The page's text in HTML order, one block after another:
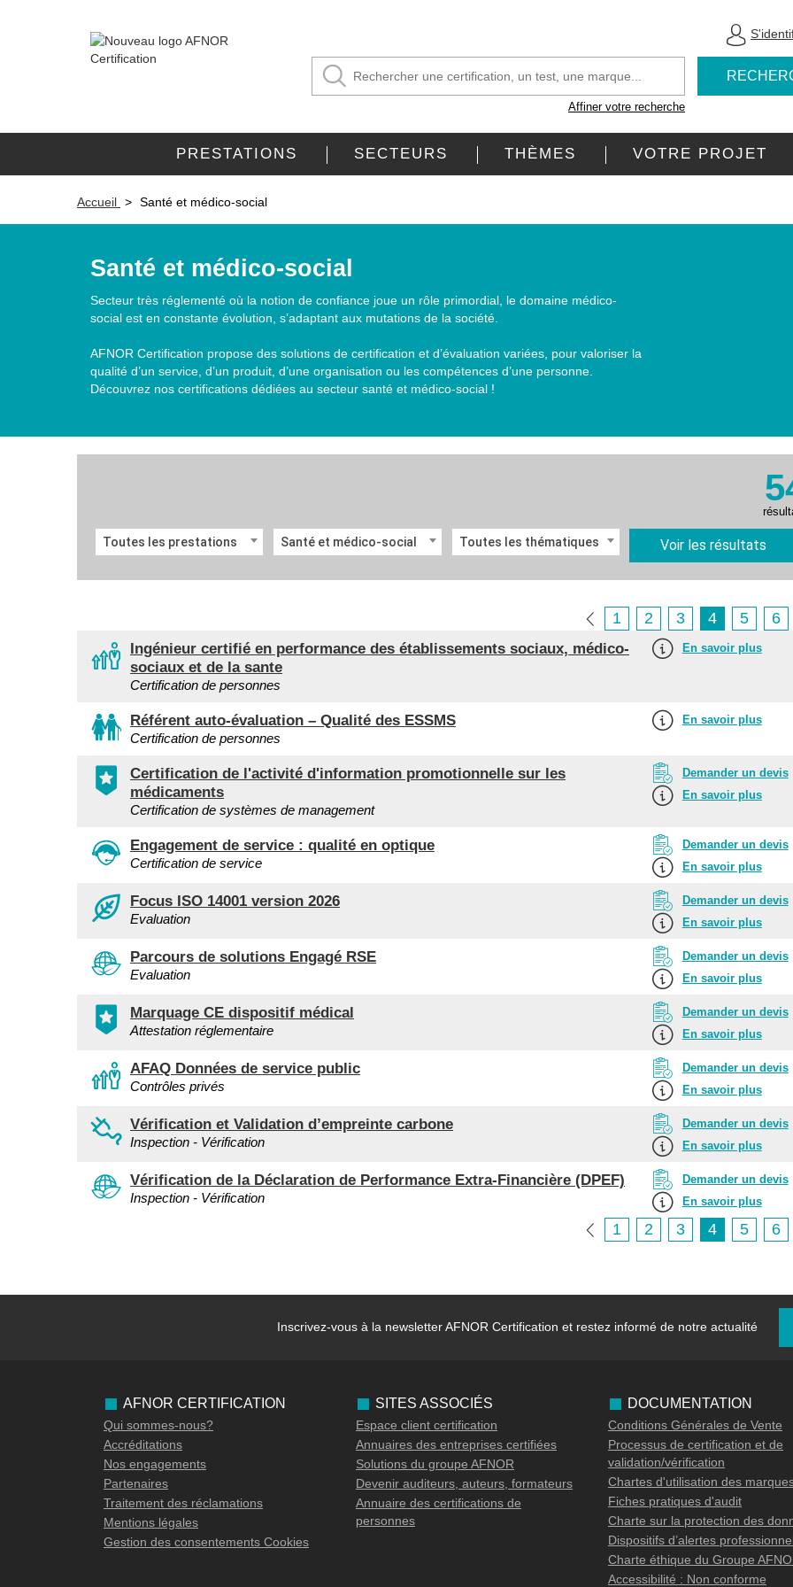
Affiner votre recherche
PRESTATIONS SECTEURS THÈMES VOTRE PROJET
Accueil Santé et médico-social
Santé et médico-social
Secteur très réglementé où la notion de confiance joue un rôle primordial, le domaine médico-
social est en constante évolution, s’adaptant aux mutations de la société.
AFNOR Certification propose des solutions de certification et d’évaluation variées, pour valoriser la
qualité d’un service, d’un produit, d’une organisation ou les compétences d’une personne.
Découvrez nos certifications dédiées au secteur santé et médico-social !
Toutes les prestations Santé et médico-social Toutes les thématiques Voir les résultats
1 2 3 4 5 6
Ingénieur certifié en performance des établissements sociaux, médico-
sociaux et de la sante
Certification de personnes
En savoir plus
Référent auto-évaluation – Qualité des ESSMS
Certification de personnes
En savoir plus
Certification de l'activité d'information promotionnelle sur les
médicaments
Certification de systèmes de management
Demander un devis
En savoir plus
Engagement de service : qualité en optique
Certification de service
Demander un devis
En savoir plus
Focus ISO 14001 version 2026
Evaluation
Demander un devis
En savoir plus
Parcours de solutions Engagé RSE
Evaluation
Demander un devis
En savoir plus
Marquage CE dispositif médical
Attestation réglementaire
Demander un devis
En savoir plus
AFAQ Données de service public
Contrôles privés
Demander un devis
En savoir plus
Vérification et Validation d’empreinte carbone
Inspection - Vérification
Demander un devis
En savoir plus
Vérification de la Déclaration de Performance Extra-Financière (DPEF)
Inspection - Vérification
Demander un devis
En savoir plus
1 2 3 4 5 6
Inscrivez-vous à la newsletterAFNOR Certification et restez informé de notre actualité
AFNOR CERTIFICATION
Qui sommes-nous?
Accréditations
Nos engagements
Partenaires
Traitement des réclamations
Mentions légales
Gestion des consentements Cookies
SITES ASSOCIÉS
Espace client certification
Annuaires des entreprises certifiées
Solutions du groupe AFNOR
Devenir auditeurs, auteurs, formateurs
Annuaire des certifications de
personnes
DOCUMENTATION
Conditions Générales de Vente
Processus de certification et de
validation/vérification
Chartes d'utilisation des
Fiches pratiques d'audit
Charte sur la protection des
Dispositifs d’alertes
Charte éthique du Groupe
Accessibilité : Non conforme